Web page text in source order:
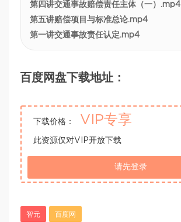
第四讲交通事故赔偿责任主体（一）.mp4
第五讲赔偿项目与标准总论.mp4
第一讲交通事故责任认定.mp4
百度网盘下载地址：
下载价格： VIP专享
此资源仅对VIP开放下载
请先登录
智元 百度网